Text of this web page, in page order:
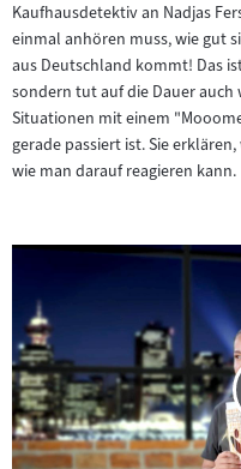
Kaufhausdetektiv an Nadjas
einmal anhören muss, wie gut
aus Deutschland kommt! Das
sondern tut auf die Dauer auch
Situationen mit einem
gerade passiert ist. Sie
wie man darauf reagieren kann.